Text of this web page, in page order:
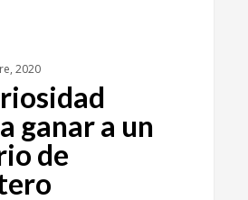
2020
ganar a un
de